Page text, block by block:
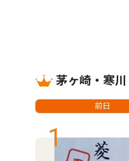
茅ヶ崎・寒
前日
1